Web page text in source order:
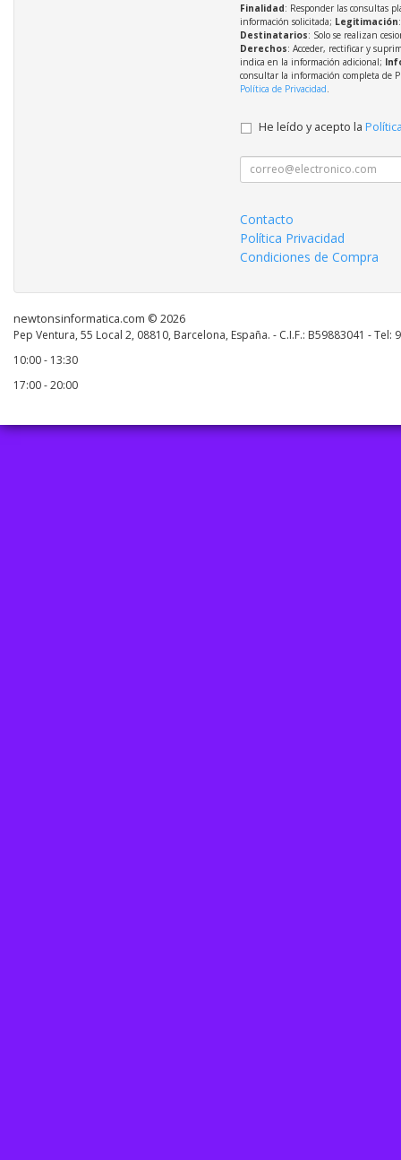
Finalidad: Responder las consultas
información solicitada; Legitimación
Destinatarios: Solo se realizan
Derechos: Acceder, rectificar y
indica en la información adicional;
consultar la información completa de
Política de Privacidad.
He leído y acepto la
Contacto
Política Privacidad
Condiciones de Compra
newtonsinformatica.com © 2026
Pep Ventura, 55 Local 2, 08810, Barcelona, España. - C.I.F.: B59883041 - Tel:
10:00 - 13:30
17:00 - 20:00